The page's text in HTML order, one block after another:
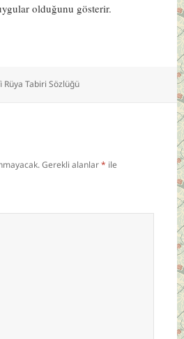
olduğunu gösterir.
Rüya Tabiri Sözlüğü
Gerekli alanlar* ile